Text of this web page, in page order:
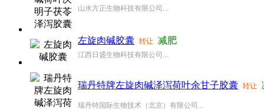
山水方正生物科技有限公司...
左旋肉碱胶囊 转让 减肥
江西日盛生物科技有限公司...
瑞丹特牌左旋肉碱泽泻荷叶余甘子胶囊 转让
瑞丹特国际生物技术（北京）有限公司...